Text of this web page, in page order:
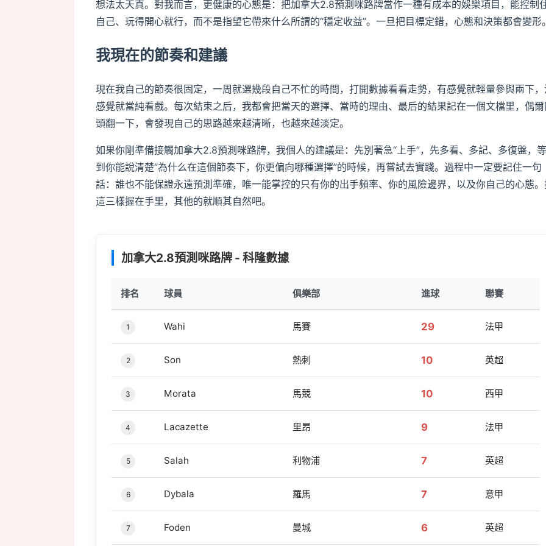
想法太天真。對我而言，更健康的心態是：把加拿大2.8預測咪路牌當作一種有成本的娛樂項目，能控制
自己、玩得開心就行，而不是指望它帶來什么所謂的“穩定收益”。一旦把目標定錯，心態和決策都會變形
我現在的節奏和建議
現在我自己的節奏很固定，一周就選幾段自己不忙的時間，打開數據看看走勢，有感覺就輕量參與兩下
感覺就當純看戲。每次結束之后，我都會把當天的選擇、當時的理由、最后的結果記在一個文檔里，偶
頭翻一下，會發現自己的思路越來越清晰，也越來越淡定。
如果你剛準備接觸加拿大2.8預測咪路牌，我個人的建議是：先別著急“上手”，先多看、多記、多復盤，等
到你能說清楚“為什么在這個節奏下，你更偏向哪種選擇”的時候，再嘗試去實踐。過程中一定要記住一句
話：誰也不能保證永遠預測準確，唯一能掌控的只有你的出手頻率、你的風險邊界，以及你自己的心態
這三樣握在手里，其他的就順其自然吧。
加拿大2.8預測咪路牌 - 科隆數據
排名 球員 俱樂部 進球 聯賽
1 Wahi 馬賽 29 法甲
2 Son 熱刺 10 英超
3 Morata 馬競 10 西甲
4 Lacazette 里昂 9 法甲
5 Salah 利物浦 7 英超
6 Dybala 羅馬 7 意甲
7 Foden 曼城 6 英超